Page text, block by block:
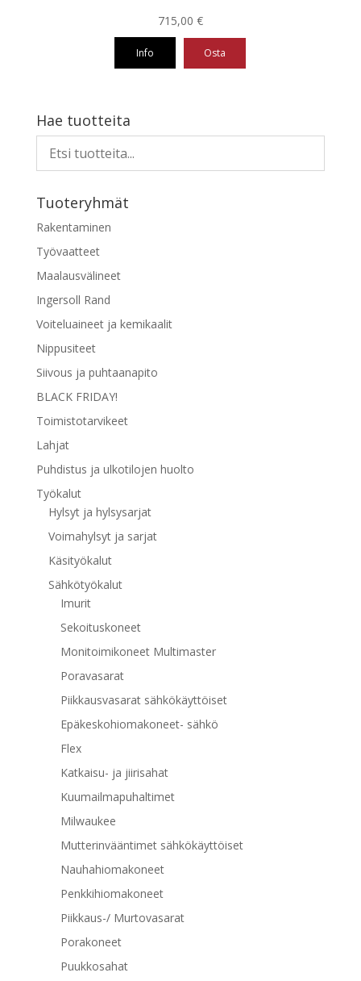
715,00 €
Info Osta
Hae tuotteita
Tuoteryhmät
Rakentaminen
Työvaatteet
Maalausvälineet
Ingersoll Rand
Voiteluaineet ja kemikaalit
Nippusiteet
Siivous ja puhtaanapito
BLACK FRIDAY!
Toimistotarvikeet
Lahjat
Puhdistus ja ulkotilojen huolto
Työkalut
Hylsyt ja hylsysarjat
Voimahylsyt ja sarjat
Käsityökalut
Sähkötyökalut
Imurit
Sekoituskoneet
Monitoimikoneet Multimaster
Poravasarat
Piikkausvasarat sähkökäyttöiset
Epäkeskohiomakoneet- sähkö
Flex
Katkaisu- ja jiirisahat
Kuumailmapuhaltimet
Milwaukee
Mutterinvääntimet sähkökäyttöiset
Nauhahiomakoneet
Penkkihiomakoneet
Piikkaus-/ Murtovasarat
Porakoneet
Puukkosahat